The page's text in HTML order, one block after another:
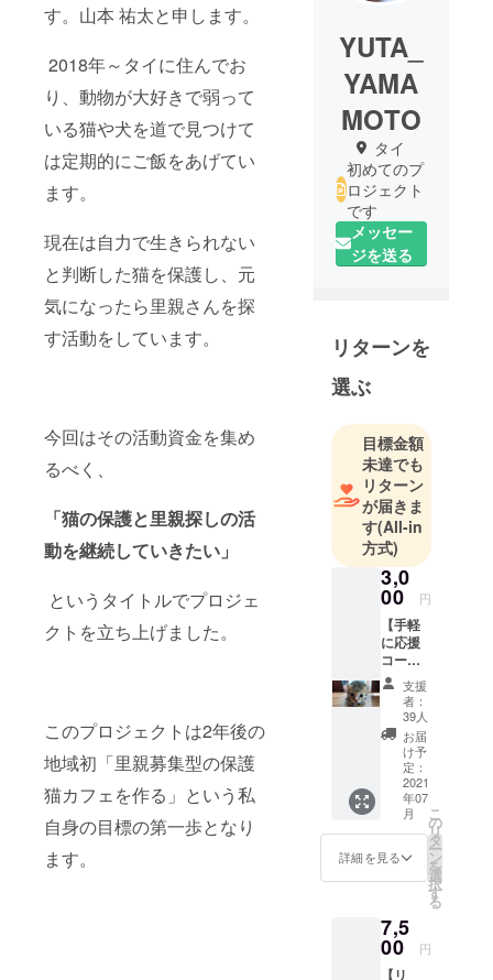
す。山本 祐太と申します。
2018年～タイに住んでお
り、動物が大好きで弱って
いる猫や犬を道で見つけて
は定期的にご飯をあげてい
ます。
現在は自力で生きられない
と判断した猫を保護し、元
気になったら里親さんを探
す活動をしています。
今回はその活動資金を集め
るべく、
「猫の保護と里親探しの活
動を継続していきたい」
というタイトルでプロジェ
クトを立ち上げました。
このプロジェクトは2年後の
地域初「里親募集型の保護
猫カフェを作る」という私
自身の目標の第一歩となり
ます。
YUTA_
YAMA
MOTO
タイ
初めてのプ
ロジェクト
です
メッセー
ジを送る
リターンを
選ぶ
目標金額
未達でも
リターン
が届きま
す(All-in
方式)
3,0
00 円
【手軽
に応援
コー
ス！】
リター
ン品の
購入、
発送に
費用が
発生し
ないの
で、頂
いた金
額すべ
てを保
護猫活
わせて
いただ
きま
支援
者：
39人
お届
け予
定：
2021
年07
月
詳細を見る
こ
の
リ
タ
ー
ン
を
選
択
す
る
7,5
00 円
【リ